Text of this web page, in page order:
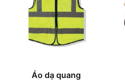
Áo dạ quang